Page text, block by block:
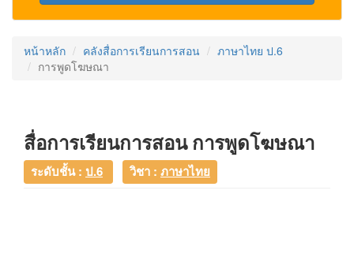
หน้าหลัก คลังสื่อการเรียนการสอน
ภาษาไทย ป.6
การพูดโฆษณา
สื่อการเรียนการสอน การพูดโฆษณา
ระดับชั้น : ป.6 วิชา : ภาษาไทย